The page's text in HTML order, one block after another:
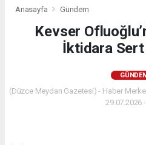
Anasayfa Gündem
Kevser
İktidara
(Düzce Meydan Gazetesi) - Haber
29.07.2026